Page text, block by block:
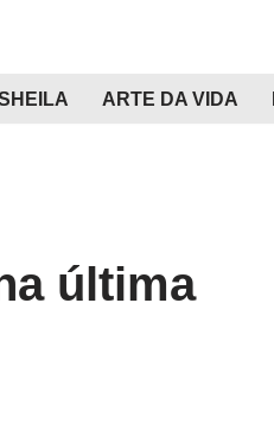
ARTE DA VIDA
última